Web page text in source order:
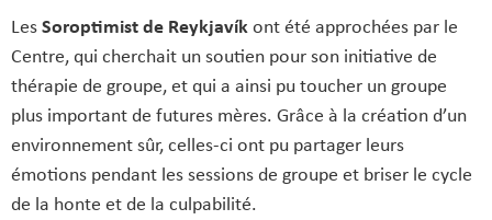
Les Soroptimist de Reykjavík ont été approchées par le
Centre, qui cherchait un soutien pour son initiative de
thérapie de groupe, et qui a ainsi pu toucher un groupe
plus important de futures mères. Grâce à la création d’un
environnement sûr, celles-ci ont pu partager leurs
émotions pendant les sessions de groupe et briser le cycle
de la honte et de la culpabilité.